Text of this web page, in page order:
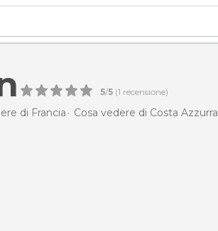
5/5 (1 recensione)
di Francia Cosa vedere di Costa Azzurra